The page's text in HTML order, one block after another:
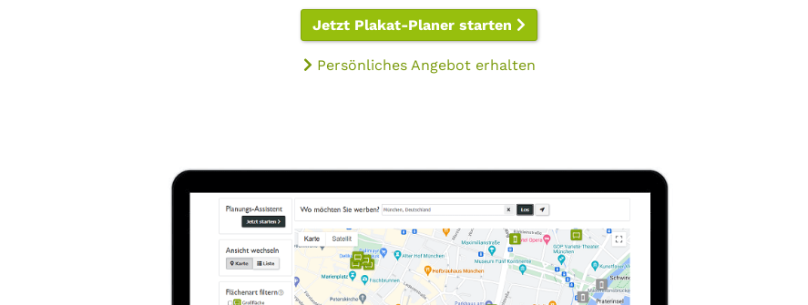
Jetzt Plakat-Planer starten
Persönliches Angebot erhalten